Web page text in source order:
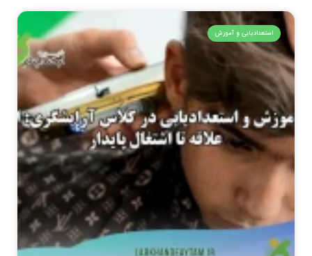
استعدادیابی و آموزش